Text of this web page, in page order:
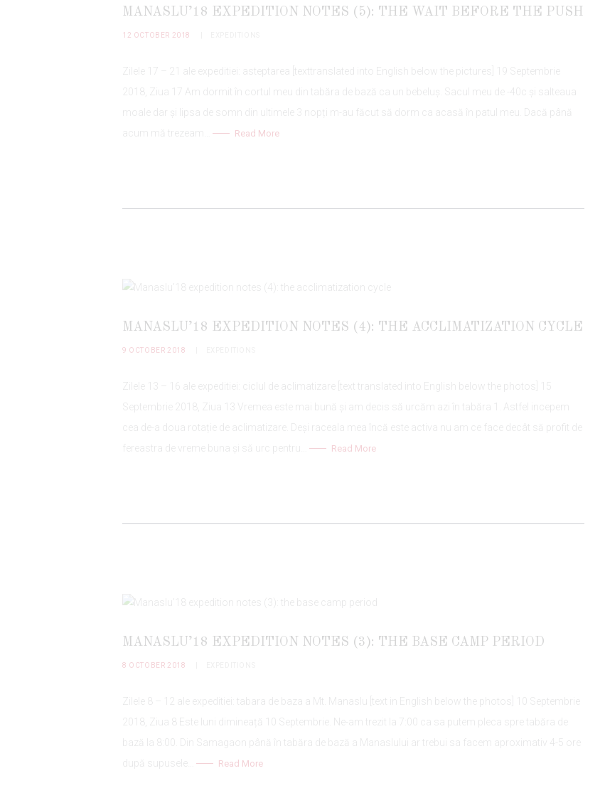
MANASLU’18 EXPEDITION NOTES (5): THE WAIT BEFORE THE PUSH
12 OCTOBER 2018
Zilele 17 – 21 ale expeditiei: asteptarea [texttranslated into English below the pictures] 19 Septembrie
2018, Ziua 17 Am dormit în cortul meu din tabăra de bază ca un bebeluș. Sacul meu de -40c și salteaua
moale dar și lipsa de somn din ultimele 3 nopți m-au făcut să dorm ca acasă în patul meu. Dacă până
acum mă trezeam…
Read More
MANASLU’18 EXPEDITION NOTES (4): THE ACCLIMATIZATION CYCLE
9 OCTOBER 2018
Zilele 13 – 16 ale expeditiei: ciclul de aclimatizare [text translated into English below the photos] 15
Septembrie 2018, Ziua 13 Vremea este mai bună și am decis să urcăm azi în tabăra 1. Astfel incepem
cea de-a doua rotație de aclimatizare. Deși raceala mea încă este activa nu am ce face decât să profit de
fereastra de vreme buna și să urc pentru…
Read More
MANASLU’18 EXPEDITION NOTES (3): THE BASE CAMP PERIOD
8 OCTOBER 2018
Zilele 8 – 12 ale expeditiei: tabara de baza a Mt. Manaslu [text in English below the photos] 10 Septembrie
2018, Ziua 8 Este luni dimineață 10 Septembrie. Ne-am trezit la 7:00 ca sa putem pleca spre tabăra de
bază la 8:00. Din Samagaon până în tabăra de bază a Manaslului ar trebui sa facem aproximativ 4-5 ore
după supusele…
Read More